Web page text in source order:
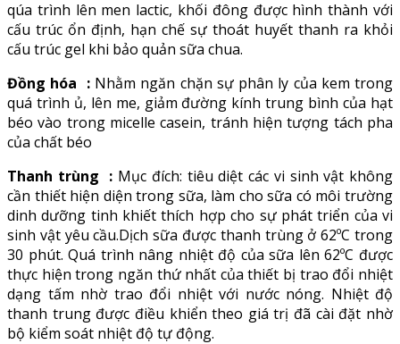
qúa trình lên men lactic, khối đông được hình thành với
cấu trúc ổn định, hạn chế sự thoát huyết thanh ra khỏi
cấu trúc gel khi bảo quản sữa chua.
Đồng hóa :Nhằm ngăn chặn sự phân ly của kem trong
quá trình ủ, lên me, giảm đường kính trung bình của hạt
béo vào trong micelle casein, tránh hiện tượng tách pha
của chất béo
Thanh trùng : Mục đích: tiêu diệt các vi sinh vật không
cần thiết hiện diện trong sữa, làm cho sữa có môi trường
dinh dưỡng tinh khiết thích hợp cho sự phát triển của vi
sinh vật yêu cầu.Dịch sữa được thanh trùng ở 62ºC trong
30 phút. Quá trình nâng nhiệt độ của sữa lên 62ºC được
thực hiện trong ngăn thứ nhất của thiết bị trao đổi nhiệt
dạng tấm nhờ trao đổi nhiệt với nước nóng. Nhiệt độ
thanh trung được điều khiển theo giá trị đã cài đặt nhờ
bộ kiểm soát nhiệt độ tự động.